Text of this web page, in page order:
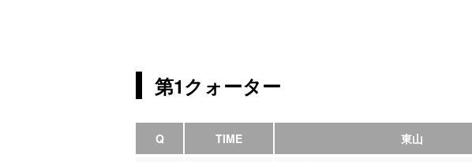
第1クォーター
Q TIME 東山